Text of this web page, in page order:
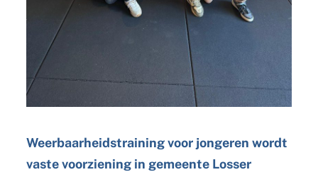
Weerbaarheidstraining voor jongeren wordt
vaste voorziening in gemeente Losser